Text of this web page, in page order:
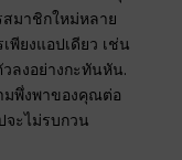
มาชิกใหม่หลาย
พียงแอปเดียว เช่น
ลงอย่างกะทันหัน.
มพึ่งพาของคุณต่อ
จะไม่รบกวน